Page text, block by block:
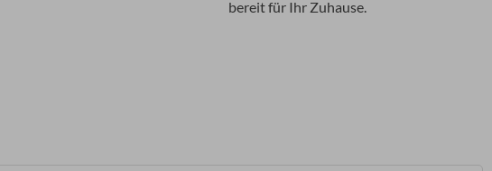
bereit für Ihr Zuhause.